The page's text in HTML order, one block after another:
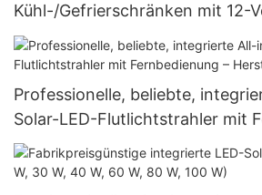
Kühl-/Gefrierschränken mit 12-
Gleichstromanschluss und
Professionelle, beliebte,
Solar-LED-Flutlichtstrahler mit
Hersteller